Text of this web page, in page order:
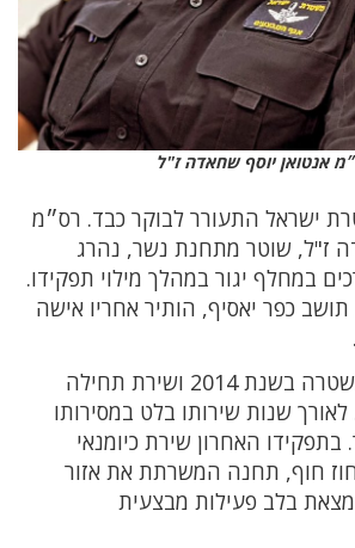
אנטואן יוסף שחאדה ז"ל
ישראל התעורר לבוקר כבד. רס״מ
ז"ל, שוטר מתחנת נשר, נהרג
במחלף יגור במהלך מילוי תפקידו.
תושב כפר יאסיף, הותיר אחריו אישה
אנטואן התגייס למשטרה בשנת 2014 ושירת תחילה
שנות שירותו בלט במסירותו
בתפקידו האחרון שירת כיומנאי
חוף, תחנה המשרתת את אזור
בלב פעילות מבצעית